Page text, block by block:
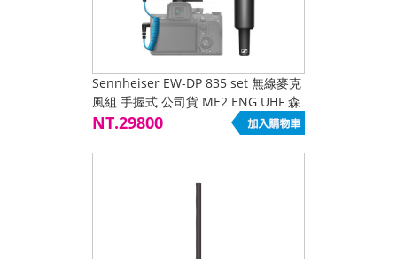
Sennheiser EW-DP 835 set 無線麥克
風組 手握式 公司貨 ME2 ENG UHF 森
海塞爾
NT.29800